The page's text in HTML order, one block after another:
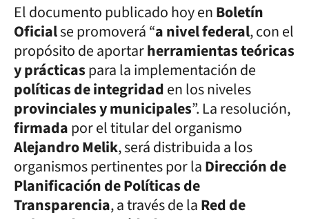
El documento publicado hoy enBoletín
Oficialse promoverá “a nivel federal, con el
propósito de aportarherramientas teóricas
y prácticaspara la implementación de
políticas de integridaden los niveles
provinciales y municipales”. La resolución,
firmadapor el titular del organismo
Alejandro Melik, será distribuida a los
organismos pertinentes por laDirección de
Planificación de Políticas de
Transparencia, a través de laRed de